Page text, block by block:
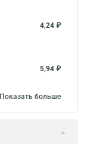
4,24 ₽
5,94 ₽
Показать больше